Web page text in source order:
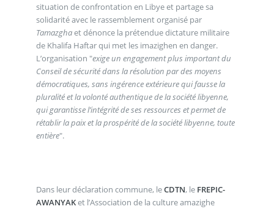
situation de confrontation en Libye et partage sa
solidarité avec le rassemblement organisé par
Tamazghaet dénonce la prétendue dictature militaire
de Khalifa Haftar qui met les imazighen en danger.
L’organisation "exige un engagement plus important du
Conseil de sécurité dans la résolution par des moyens
démocratiques, sans ingérence extérieure qui fausse la
pluralité et la volonté authentique de la société libyenne,
qui garantisse l’intégrité de ses ressources et permet de
rétablir la paix et la prospérité de la société libyenne, toute
entière".
Dans leur déclaration commune, leCDTN, le FREPIC-
AWANYAKet l’Association de la culture amazighe